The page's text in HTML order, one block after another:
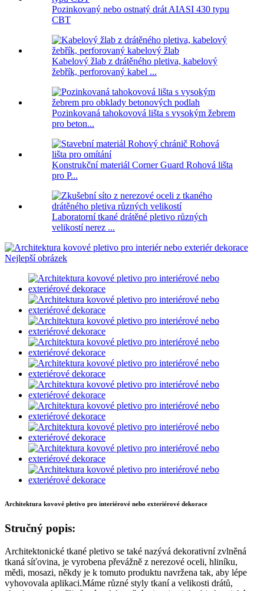
Pozinkovaný nebo ostnatý drát AIASI 430 typu
CBT
Kabelový žlab z drátěného pletiva, kabelový
žebřík, perforovaný kabel ...
Pozinkovaná tahokovová lišta s vysokým žebrem
pro beton...
Konstrukční materiál Corner Guard Rohová lišta
pro P...
Laboratorní tkané drátěné pletivo různých
velikostí nerez ...
Architektura kovové pletivo pro interiérové ​​nebo exteriérové ​​dekorace
Stručný popis:
Architektonické tkané pletivo se také nazývá dekorativní zvlněná
tkaná síťovina, je vyrobena převážně z nerezové oceli, hliníku,
mědi, mosazi, někdy je k tomuto produktu navržena tak, aby lépe
vyhovovala aplikaci.Máme různé styly tkaní a velikosti drátů,